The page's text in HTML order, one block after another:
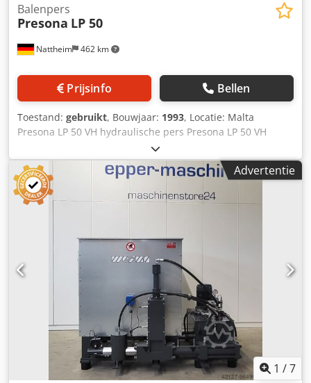
Nattheim 462 km
Balenpers
Presona LP 50
Prijsinfo Bellen
Toestand: gebruikt, Bouwjaar: 1993, Locatie: Malta
Presona LP 50 VH hydraulische pers Presona LP 50 VH
volledig automatische horizontale hydraulische balenpers
te koop aangeboden. De machine wordt geleverd met
hydraulische krachtunit, automatisch draadbinde-systeem,
PLC-besturing, voorpers- en hoofdperseenheden. Geschikt
voor OCC, papier, kunststoffen en industriële recyclebare
Hydraulische eenheid - Hoofdperseensysteem -
Voorperseensysteem - Wrijvingskanaal - Automatisch
draadbinde-systeem - Naaldenunit - PLC-
besturingssysteem - Hydraulische powerpack - Elektrische
schakelkast - Baluitwerpsysteem Niet inbegrepen: -
Transportsysteem - Aanvoertransportbanden - Externe
laadapparatuur - Heftrucks of extra handlingapparatuur
Machineoverzicht Hoofd technische specificaties:
Specificatie | Details -----|----- Fabrikant | Presona AB
Model | LP 50 VH Machine type | Volautomatische
Advertentie
1 /7